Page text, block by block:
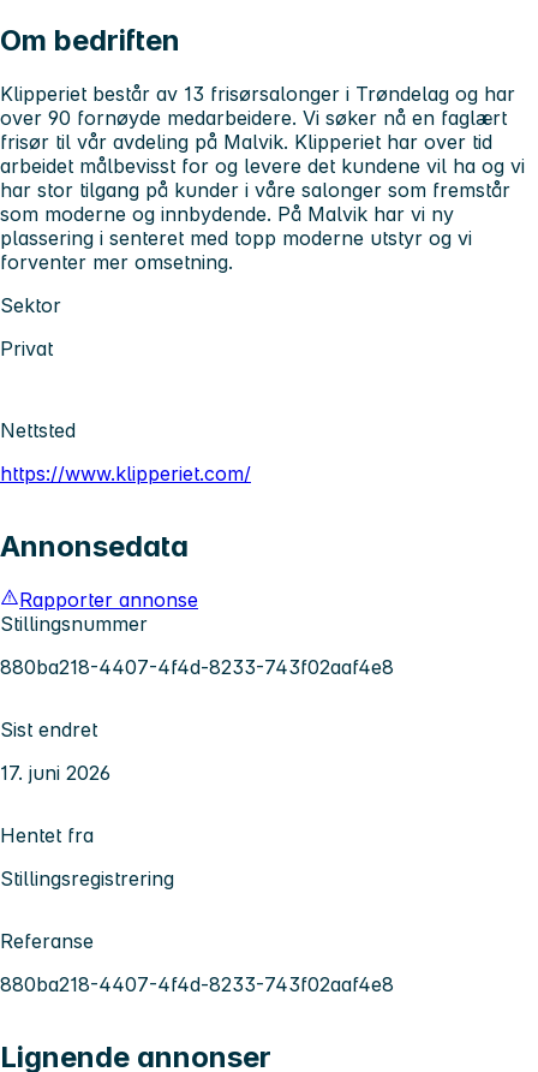
Om bedriften
Klipperiet består av 13 frisørsalonger i Trøndelag og har
over 90 fornøyde medarbeidere. Vi søker nå en faglært
frisør til vår avdeling på Malvik. Klipperiet har over tid
arbeidet målbevisst for og levere det kundene vil ha og vi
har stor tilgang på kunder i våre salonger som fremstår
som moderne og innbydende. På Malvik har vi ny
plassering i senteret med topp moderne utstyr og vi
forventer mer omsetning.
Sektor
Privat
Nettsted
https://www.klipperiet.com/
Annonsedata
Rapporter annonse
Stillingsnummer
880ba218-4407-4f4d-8233-743f02aaf4e8
Sist endret
17. juni 2026
Hentet fra
Stillingsregistrering
Referanse
880ba218-4407-4f4d-8233-743f02aaf4e8
Lignende annonser